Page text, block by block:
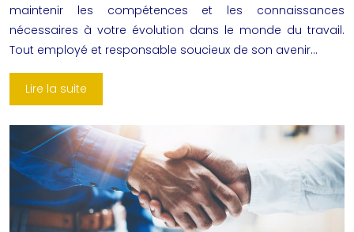
maintenir les compétences et les connaissances
nécessaires à votre évolution dans le monde du travail.
Tout employé et responsable soucieux de son avenir…
Lire la suite